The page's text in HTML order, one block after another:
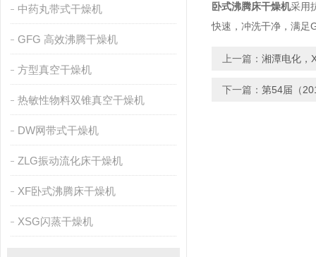
中药丸带式干燥机
GFG 高效沸腾干燥机
方型真空干燥机
热敏性物料双锥真空干燥机
DW网带式干燥机
ZLG振动流化床干燥机
XF卧式沸腾床干燥机
XSG闪蒸干燥机
卧式沸腾床干燥机采用
快速，冲洗干净，满足
上一篇： 湘潭电化，
下一篇： 第54届（